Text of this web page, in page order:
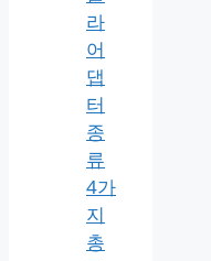
라
어
댑
터
종
류
4가
지
총